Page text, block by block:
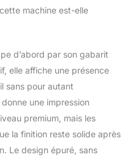
machine est-elle
d’abord par son gabarit
elle affiche une présence
sans pour autant
une impression
premium, mais les
la finition reste solide après
Le design épuré, sans